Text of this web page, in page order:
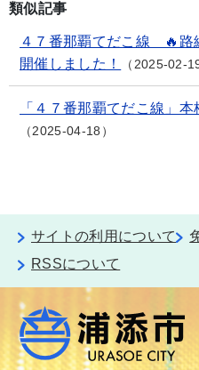
類似記事
４７番那覇てだこ線 🔥
開催しました！
2025-02-
「４７番那覇てだこ線」
2025-04-18
サイトの利用について
RSSについて